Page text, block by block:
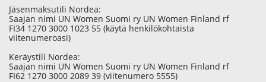
Jäsenmaksutili Nordea:
Saajan nimi UN Women Suomi ry UN Women Finland rf
FI34 1270 3000 1023 55 (käytä henkilökohtaista
viitenumeroasi)
Keräystili Nordea:
Saajan nimi UN Women Suomi ry UN Women Finland rf
FI62 1270 3000 2089 39 (viitenumero 5555)